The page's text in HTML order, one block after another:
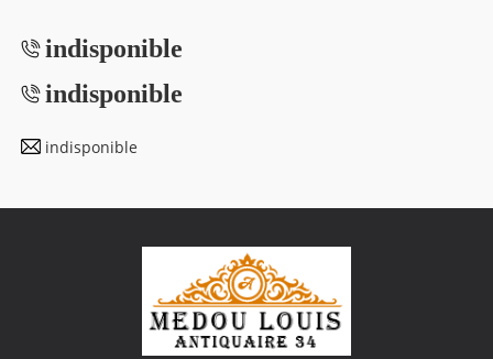
indisponible
indisponible
indisponible